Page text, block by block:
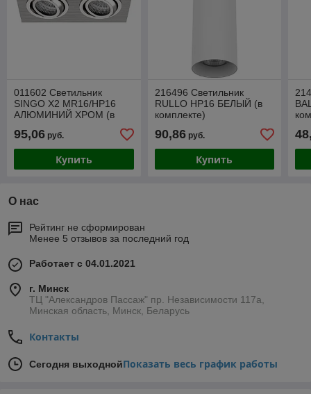
011602 Светильник
SINGO X2 MR16/HP16
АЛЮМИНИЙ ХРОМ (в
95,06 руб.
Купить
216496 Светильник
RULLO HP16 БЕЛЫЙ (в
комплекте)
90,86руб.
Купить
О нас
Рейтинг не сформирован
Менее 5 отзывов за последний год
Работает с 04.01.2021
г. Минск
ТЦ "Александров Пассаж" пр. Независимости 117а,
Минская область, Минск, Беларусь
Контакты
Сегодня выходнойПоказать весь график работы